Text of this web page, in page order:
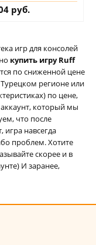
руб.
игр для консолей
купить игру Ruff
по сниженной цене
регионе или
по цене,
который мы
что после
игра навсегда
проблем. Хотите
скорее и в
И заранее,